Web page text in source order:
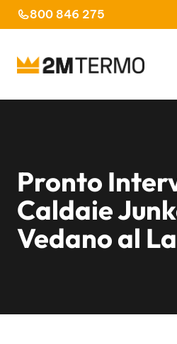
al
800 846 275
Pronto
Caldaie
Vedano al